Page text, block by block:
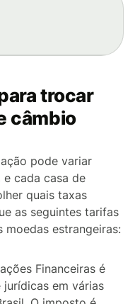
trocar
câmbio
pode variar
cada casa de
quais taxas
as seguintes tarifas
moedas estrangeiras:
Financeiras é
em várias